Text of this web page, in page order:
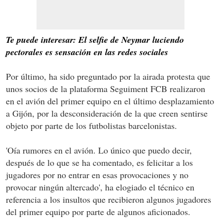
Te puede interesar: El selfie de Neymar luciendo
pectorales es sensación en las redes sociales
Por último, ha sido preguntado por la airada protesta que
unos socios de la plataforma Seguiment FCB realizaron
en el avión del primer equipo en el último desplazamiento
a Gijón, por la desconsideración de la que creen sentirse
objeto por parte de los futbolistas barcelonistas.
'Oía rumores en el avión. Lo único que puedo decir,
después de lo que se ha comentado, es felicitar a los
jugadores por no entrar en esas provocaciones y no
provocar ningún altercado', ha elogiado el técnico en
referencia a los insultos que recibieron algunos jugadores
del primer equipo por parte de algunos aficionados.